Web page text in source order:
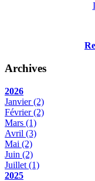
Archives
2026
Janvier(2)
Février(2)
Mars (1)
Avril (3)
Mai (2)
Juin (2)
Juillet (1)
2025